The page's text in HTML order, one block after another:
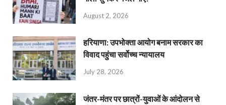
August 2, 2026
हरियाणा: उपभोक्ता आयोग बनाम सरकार का
विवाद पहुंचा सर्वोच्च न्यायालय
July 28, 2026
जंतर-मंतर पर छात्रों-युवाओं के आंदोलन से